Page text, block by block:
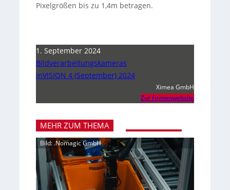
Pixelgrößen bis zu 1,4m betragen.
1. September 2024
Bildverarbeitungskameras
inVISION 4 (September) 2024
Ximea GmbH
Zur Firmenwebsite
MEHR ZUM THEMA
Bild: .Nomagic GmbH